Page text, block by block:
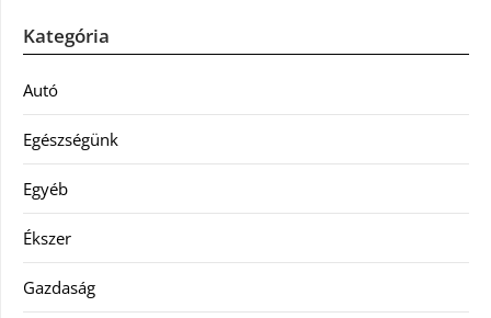
Kategória
Autó
Egészségünk
Egyéb
Ékszer
Gazdaság